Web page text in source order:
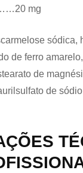
mg
sódica,
de ferro
de
de